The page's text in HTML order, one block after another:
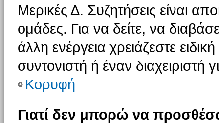
Μερικές Δ. Συζητήσεις είναι
ομάδες. Για να δείτε, να
άλλη ενέργεια χρειάζεστε
συντονιστή ή έναν διαχειριστή
Κορυφή
Γιατί δεν μπορώ να